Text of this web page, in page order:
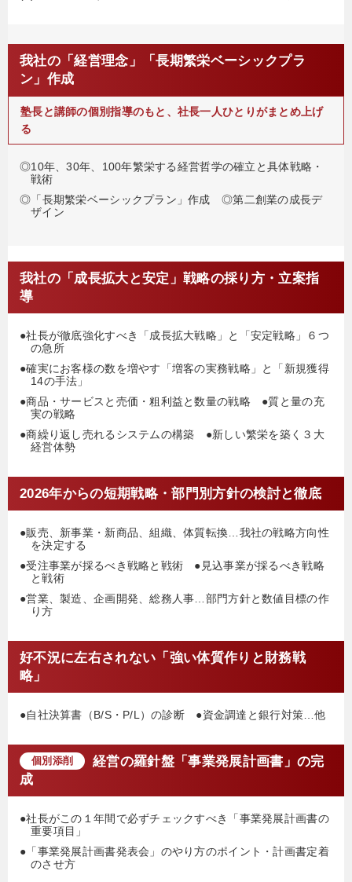
我社の「経営理念」「長期繁栄ベーシックプラ
ン」作成
塾長と講師の個別指導のもと、社長一人ひとりがまとめ上げ
る
◎10年、30年、100年繁栄する経営哲学の確立と具体戦略・
戦術
◎「長期繁栄ベーシックプラン」作成 ◎第二創業の成長デ
ザイン
我社の「成長拡大と安定」戦略の採り方・立案指
導
●社長が徹底強化すべき「成長拡大戦略」と「安定戦略」６つ
の急所
●確実にお客様の数を増やす「増客の実務戦略」と「新規獲得
14の手法」
●商品・サービスと売価・粗利益と数量の戦略 ●質と量の充
実の戦略
●商繰り返し売れるシステムの構築 ●新しい繁栄を築く３大
経営体勢
2026年からの短期戦略・部門別方針の検討と徹底
●販売、新事業・新商品、組織、体質転換…我社の戦略方向性
を決定する
●受注事業が採るべき戦略と戦術 ●見込事業が採るべき戦略
と戦術
●営業、製造、企画開発、総務人事…部門方針と数値目標の作
り方
好不況に左右されない「強い体質作りと財務戦
略」
●自社決算書（B/S・P/L）の診断 ●資金調達と銀行対策…他
個別添削
経営の羅針盤「事業発展計画書」の完
成
●社長がこの１年間で必ずチェックすべき「事業発展計画書の
重要項目」
●「事業発展計画書発表会」のやり方のポイント・計画書定着
のさせ方